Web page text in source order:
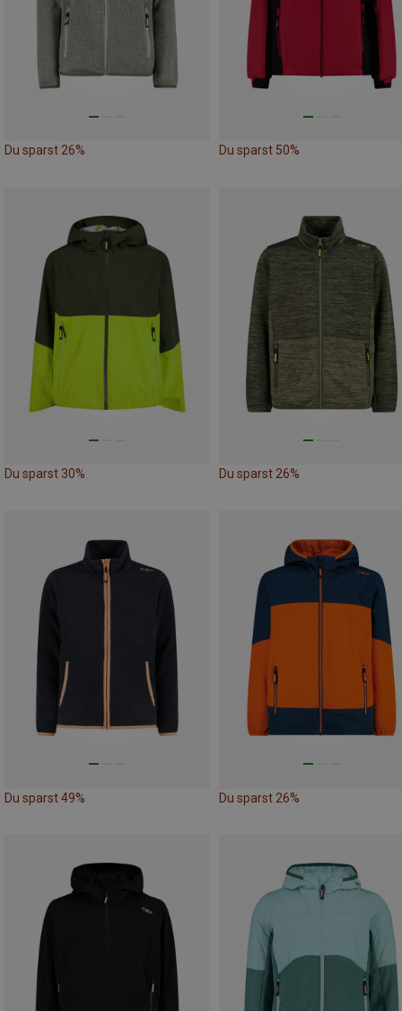
Du sparst 26% Du sparst 50%
Du sparst 30% Du sparst 26%
Du sparst 49% Du sparst 26%